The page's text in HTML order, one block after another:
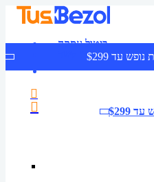
ביטול עסקה
צרו קשר
עד $299
$299